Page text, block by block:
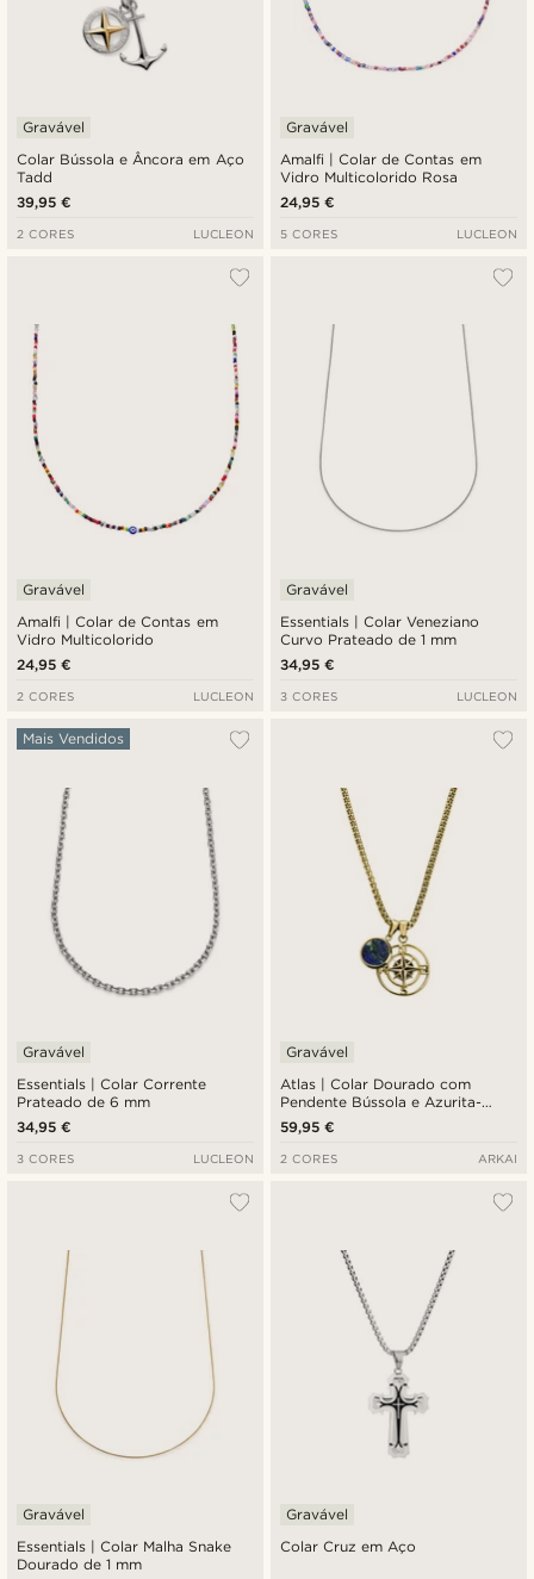
Colar Bússola e Âncora em Aço
Tadd
Gravável
39,95 €
2 CORES LUCLEON
Amalfi | Colar de Contas em
Vidro Multicolorido Rosa
Gravável
24,95 €
5 CORES LUCLEON
Amalfi | Colar de Contas em
Vidro Multicolorido
Gravável
24,95 €
2 CORES LUCLEON
Essentials | Colar Veneziano
Curvo Prateado de 1 mm
Gravável
34,95 €
3 CORES LUCLEON
Essentials | Colar Corrente
Prateado de 6 mm
Mais Vendidos
Gravável
34,95 €
3 CORES LUCLEON
Atlas | Colar Dourado com
Pendente Bússola e Azurita-
Malaquita
Gravável
59,95 €
2 CORES ARKAI
Essentials | Colar Malha Snake
Dourado de 1 mm
Gravável
Colar Cruz em Aço
Gravável